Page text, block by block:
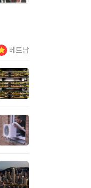
베트남